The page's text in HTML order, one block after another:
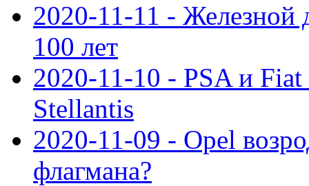
2020-11-11 - Железной
100 лет
2020-11-10 - PSA и Fiat
Stellantis
2020-11-09 - Opel
флагмана?